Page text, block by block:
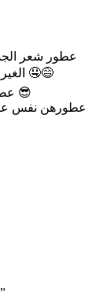
عطور شعر
الغير مرغوبة من الشعر ويعطي عطر يجنن ❤️ عطرة 🤤😅
عطر ولا بالخيال ويدوم لفترة طويلة ولا يضر الشعر 😎
عطورهن نفس
Be the first to review “عطر الشعر كونفيدنشيال”